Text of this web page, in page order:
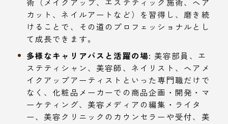
カット、ネイルアートなど）を習得し、磨き続
けることで、その道のプロフェッショナルとし
て成長できます。
多様なキャリアパスと活躍の場: 美容部員、エ
ステティシャン、美容師、ネイリスト、ヘアメ
イクアップアーティストといった専門職だけで
なく、化粧品メーカーでの商品企画・開発・マ
ーケティング、美容メディアの編集・ライタ
ー、美容クリニックのカウンセラーや受付、美